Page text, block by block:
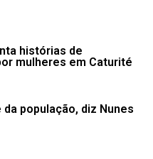
histórias de
mulheres em Caturité
população, diz Nunes